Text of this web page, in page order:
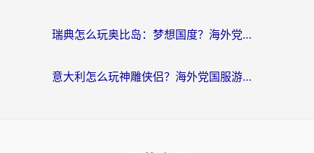
瑞典怎么玩奥比岛：梦想国度？海外党亲测有效的国服游戏加速全攻略
意大利怎么玩神雕侠侣？海外党国服游戏加速终极指南（附欧洲玩王者王国保卫战4不卡技巧）